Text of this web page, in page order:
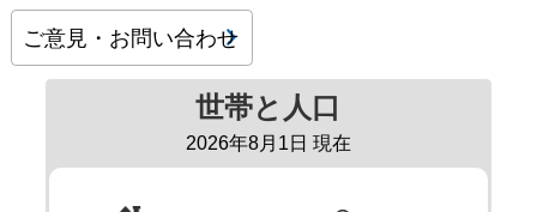
ご意見・お問い合わせ
世帯と人口
2026年8月1日 現在